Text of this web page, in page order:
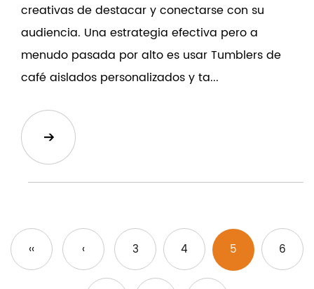
creativas de destacar y conectarse con su
audiencia. Una estrategia efectiva pero a
menudo pasada por alto es usar Tumblers de
café aislados personalizados y ta...
‹‹ ‹ 3 4 5 6